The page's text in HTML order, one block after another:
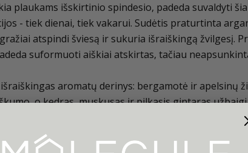
plaukams išskirtinio spindesio, padeda suvaldyti
- tiek dienai, tiek vakarui. Sudėtis praturtinta
atspindi šviesą ir sukuria išraiškingą žvilgesį.
suformuoti aiškiai atskirtas, tačiau
aromatų derinys: bergamotė ir apelsinų
o kedras, muskusas ir pilkasis gintaras